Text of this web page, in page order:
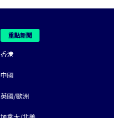
重點新聞
香港
中國
英國/歐洲